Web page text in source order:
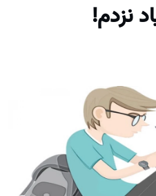
نزدم!